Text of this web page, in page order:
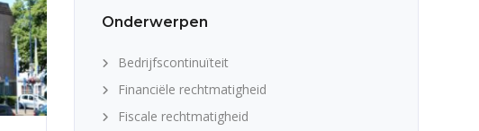
Onderwerpen
Bedrijfscontinuïteit
Financiële rechtmatigheid
Fiscale rechtmatigheid